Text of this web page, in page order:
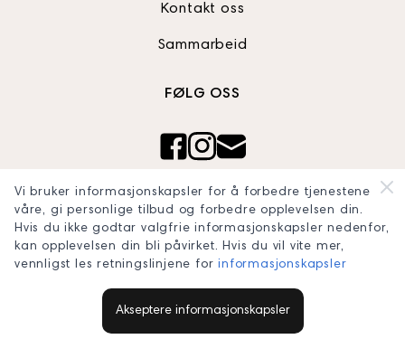
Vi bruker informasjonskapsler for å forbedre tjenestene
våre, gi personlige tilbud og forbedre opplevelsen din.
Hvis du ikke godtar valgfrie informasjonskapsler nedenfor,
kan opplevelsen din bli påvirket. Hvis du vil vite mer,
vennligst les retningslinjene forinformasjonskapsler
Akseptere informasjonskapsler
Kontakt oss
Sammarbeid
FØLG OSS
Ibloom AS
Org nr: 820990242
blooomconcept@gmail.com